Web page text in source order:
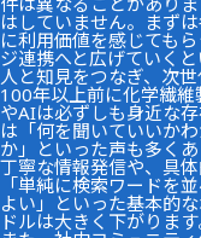
はしていません。まず
に利用価値を感じても
ジ連携へと広げていくと
人と知見をつなぎ、次
100年以上前に化学繊維
やAIは必ずしも身近な
は「何を聞いていいか
か」といった声も多く
丁寧な情報発信や、具
「単純に検索ワードを
よい」といった基本的
ドルは大きく下がります